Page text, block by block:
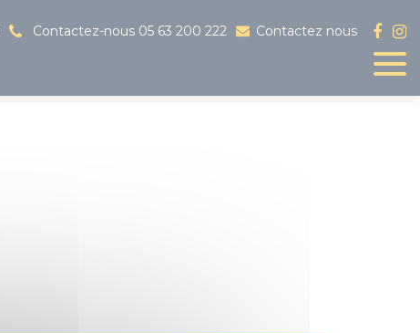
Contactez-nous 05 63 200 222 Contactez nous